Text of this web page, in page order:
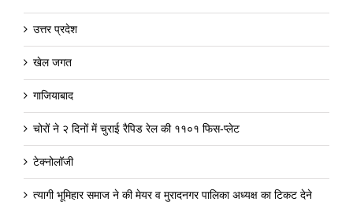
उत्तर प्रदेश
खेल जगत
गाजियाबाद
चोरों ने २ दिनों में चुराई रैपिड रेल की ११०१ फिस-प्लेट
टेक्नोलॉजी
त्यागी भूमिहार समाज ने की मेयर व मुरादनगर पालिका अध्यक्ष का टिकट देने